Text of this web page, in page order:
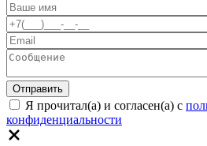
Я прочитал(а) и согласен(а) с
конфиденциальности